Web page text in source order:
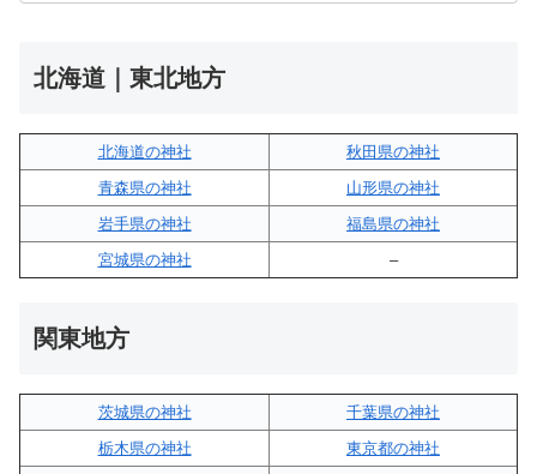
北海道｜東北地方
北海道の神社
秋田県の神社
青森県の神社
山形県の神社
岩手県の神社
福島県の神社
宮城県の神社
–
関東地方
茨城県の神社
千葉県の神社
栃木県の神社
東京都の神社